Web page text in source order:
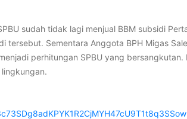
sudah tidak lagi menjual BBM subsidi
Sementara Anggota BPH Migas
perhitungan SPBU yang